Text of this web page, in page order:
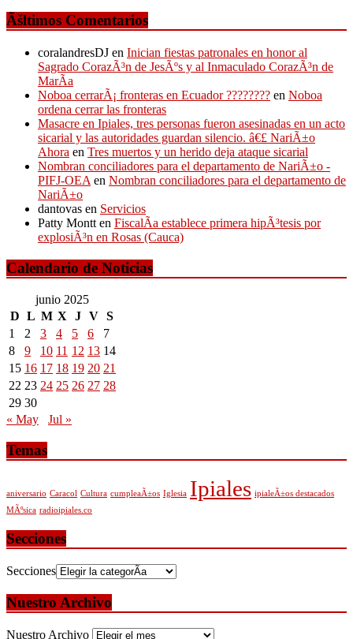
Ãšltimos Comentarios
coralandresDJ en Inician fiestas patronales en honor al
Sagrado CorazÃ³n de JesÃºs y al Inmaculado CorazÃ³n de
MarÃ­a
Noboa cerrarÃ¡ fronteras en Ecuador ???????? en Noboa
ordena cerrar las fronteras
Masacre en Ipiales, tres personas fueron asesinadas en un acto
sicarial y las autoridades guardan silencio. â€£ NariÃ±o
Ahora en Tres muertos y un herido deja ataque sicarial
Nombran conciliadores para el departamento de NariÃ±o -
PIFJ-OEA en Nombran conciliadores para el departamento de
NariÃ±o
dantovas en Servicios
Patty Montt en FiscalÃ­a establece primera hipÃ³tesis por
explosiÃ³n en Rosas (Cauca)
Calendario de Noticias
junio 2025
D L M X J V S
1
2 3 4 5 6
7
8
9 10 11 12 13 14
15 16 17 18 19 20 21
22 23 24 25 26 27 28
29 30
« May
Jul »
Temas
aniversario Caracol Cultura cumpleaÃ±os Iglesia Ipiales ipialeÃ±os destacados
MÃºsica radioipiales.co
Secciones
Secciones
Nuestro Archivo
Nuestro Archivo